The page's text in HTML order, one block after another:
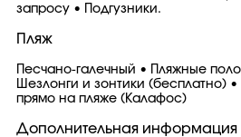
запросу • Подгузники.
Пляж
Песчано-галечный • Пляжные
Шезлонги и зонтики (бесплатно)
прямо на пляже (Калафос)
Дополнительная информация